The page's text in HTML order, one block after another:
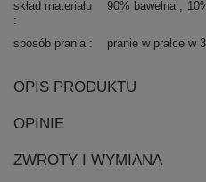
skład materiału 90% bawełna
sposób prania pranie w pralce w
OPIS PRODUKTU
OPINIE
ZWROTY I WYMIANA